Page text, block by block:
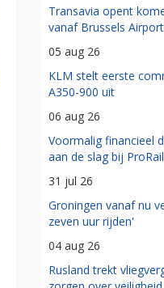
Transavia opent
vanaf Brussels Airport
05 aug 26
KLM stelt eerste
A350-900 uit
06 aug 26
Voormalig financieel
aan de slag bij ProRail
31 jul 26
Groningen vanaf nu
zeven uur rijden'
04 aug 26
Rusland trekt